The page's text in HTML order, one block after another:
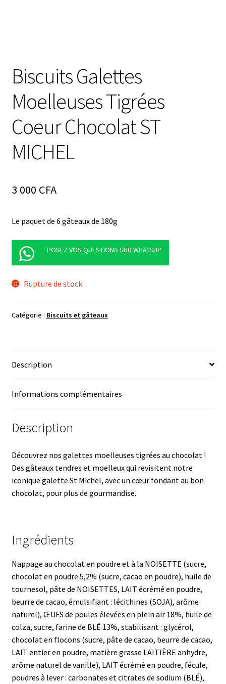
Biscuits Galettes
Moelleuses Tigrées
Coeur Chocolat ST
MICHEL
3 000 CFA
Le paquet de 6 gâteaux de 180g
POSEZ VOS QUESTIONS SUR WHATSUP
Rupture de stock
Catégorie : Biscuits et gâteaux
Description
Informations complémentaires
Description
Découvrez nos galettes moelleuses tigrées au chocolat !
Des gâteaux tendres et moelleux qui revisitent notre
iconique galette St Michel, avec un cœur fondant au bon
chocolat, pour plus de gourmandise.
Ingrédients
Nappage au chocolat en poudre et à la NOISETTE (sucre,
chocolat en poudre 5,2% (sucre, cacao en poudre), huile de
tournesol, pâte de NOISETTES, LAIT écrémé en poudre,
beurre de cacao, émulsifiant : lécithines (SOJA), arôme
naturel), ŒUFS de poules élevées en plein air 18%, huile de
colza, sucre, farine de BLÉ 13%, stabilisant : glycérol,
chocolat en flocons (sucre, pâte de cacao, beurre de cacao,
LAIT entier en poudre, matière grasse LAITIÈRE anhydre,
arôme naturel de vanille), LAIT écrémé en poudre, fécule,
poudres à lever : carbonates et citrates de sodium (BLÉ),